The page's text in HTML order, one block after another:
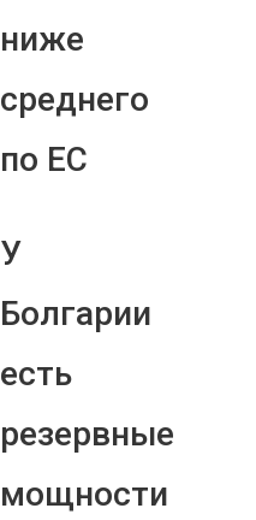
ниже
среднего
по ЕС
У
Болгарии
есть
резервные
мощности